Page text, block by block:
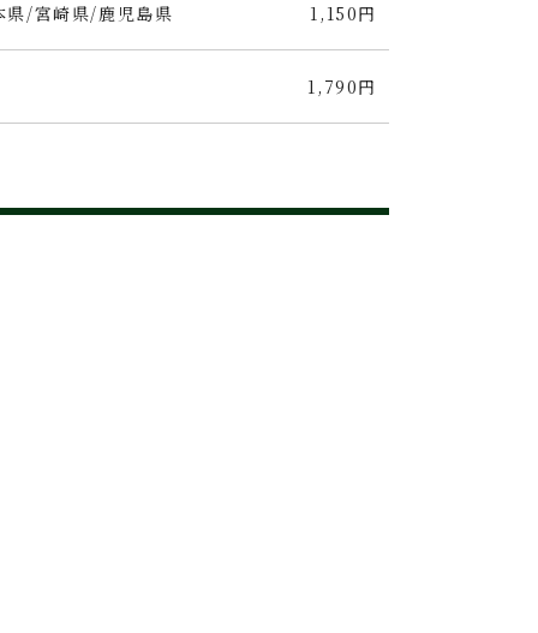
/宮崎県/鹿児島県 1,150円
1,790円